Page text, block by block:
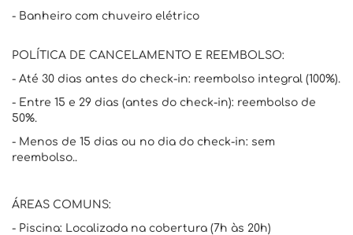
- Banheiro com chuveiro elétrico
POLÍTICA DE CANCELAMENTO E REEMBOLSO:
- Até 30 dias antes do check-in: reembolso integral (100%).
- Entre 15 e 29 dias (antes do check-in): reembolso de
50%.
- Menos de 15 dias ou no dia do check-in: sem
reembolso..
ÁREAS COMUNS:
- Piscina: Localizada na cobertura (7h às 20h)